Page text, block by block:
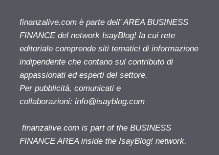
finanzalive.com è parte dell' AREA BUSINESS
FINANCE del network IsayBlog! la cui rete
editoriale comprende siti tematici di informazione
indipendente che contano sul contributo di
appassionati ed esperti del settore.
Per pubblicità, comunicati e
collaborazioni: info@isayblog.com
finanzalive.com is part of the BUSINESS
FINANCE AREA inside the IsayBlog! network.